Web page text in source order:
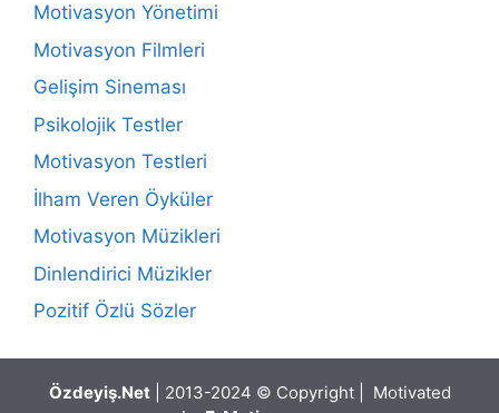
Motivasyon Yönetimi
Motivasyon Filmleri
Gelişim Sineması
Psikolojik Testler
Motivasyon Testleri
İlham Veren Öyküler
Motivasyon Müzikleri
Dinlendirici Müzikler
Pozitif Özlü Sözler
Özdeyiş.Net| 2013-2024 © Copyright | Motivated